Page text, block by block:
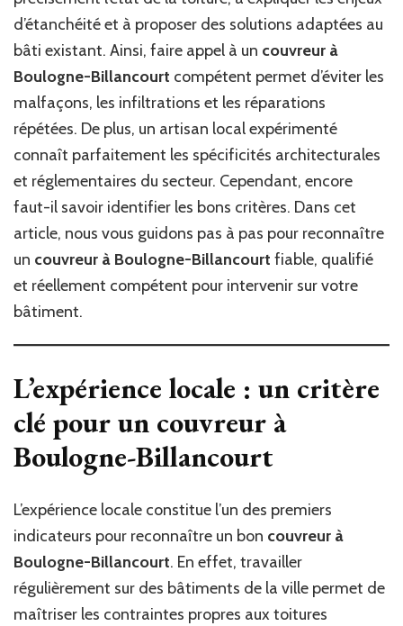
d’étanchéité et à proposer des solutions adaptées au
bâti existant. Ainsi, faire appel à un couvreur à
Boulogne-Billancourt compétent permet d’éviter les
malfaçons, les infiltrations et les réparations
répétées. De plus, un artisan local expérimenté
connaît parfaitement les spécificités architecturales
et réglementaires du secteur. Cependant, encore
faut-il savoir identifier les bons critères. Dans cet
article, nous vous guidons pas à pas pour reconnaître
un couvreur à Boulogne-Billancourt fiable, qualifié
et réellement compétent pour intervenir sur votre
bâtiment.
L’expérience locale : un critère
clé pour un couvreur à
Boulogne-Billancourt
L’expérience locale constitue l’un des premiers
indicateurs pour reconnaître un bon couvreur à
Boulogne-Billancourt. En effet, travailler
régulièrement sur des bâtiments de la ville permet de
maîtriser les contraintes propres aux toitures